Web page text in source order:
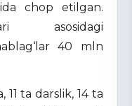
chop etilgan.
asosidagi
40 mln
ta darslik, 14 ta